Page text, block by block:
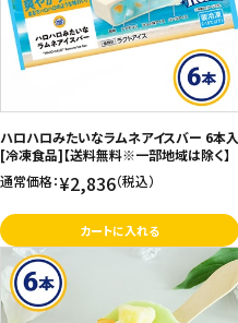
ハロハロみたいなラムネアイスバー 6本入
[冷凍食品]【送料無料※一部地域は除く】
通常価格：¥2,836（税込）
カートに入れる